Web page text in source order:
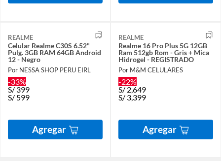
REALME
Celular Realme C30S 6.52"
Pulg. 3GB RAM 64GB Android
12 - Negro
Por NESSA SHOP PERU EIRL
-33%
S/ 399
S/ 599
Agregar
REALME
Realme 16 Pro Plus 5G 12GB
Ram 512gb Rom - Gris + Mica
Hidrogel - REGISTRADO
Por M&M CELULARES
-22%
S/ 2,649
S/ 3,399
Agregar